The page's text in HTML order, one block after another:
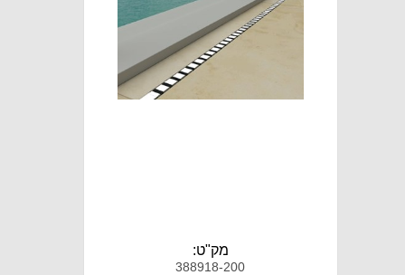
מק"ט:
388918-200